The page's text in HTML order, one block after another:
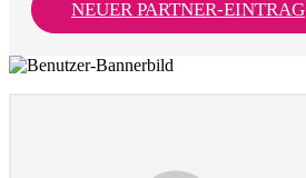
NEUER PARTNER-EINTRAG